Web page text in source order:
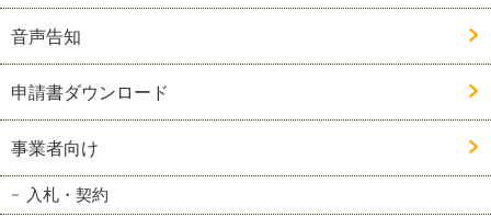
音声告知
申請書ダウンロード
事業者向け
入札・契約